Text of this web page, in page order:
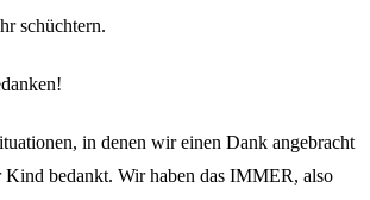
schüchtern.
in denen wir einen Dank angebracht
Kind bedankt. Wir haben das IMMER, also